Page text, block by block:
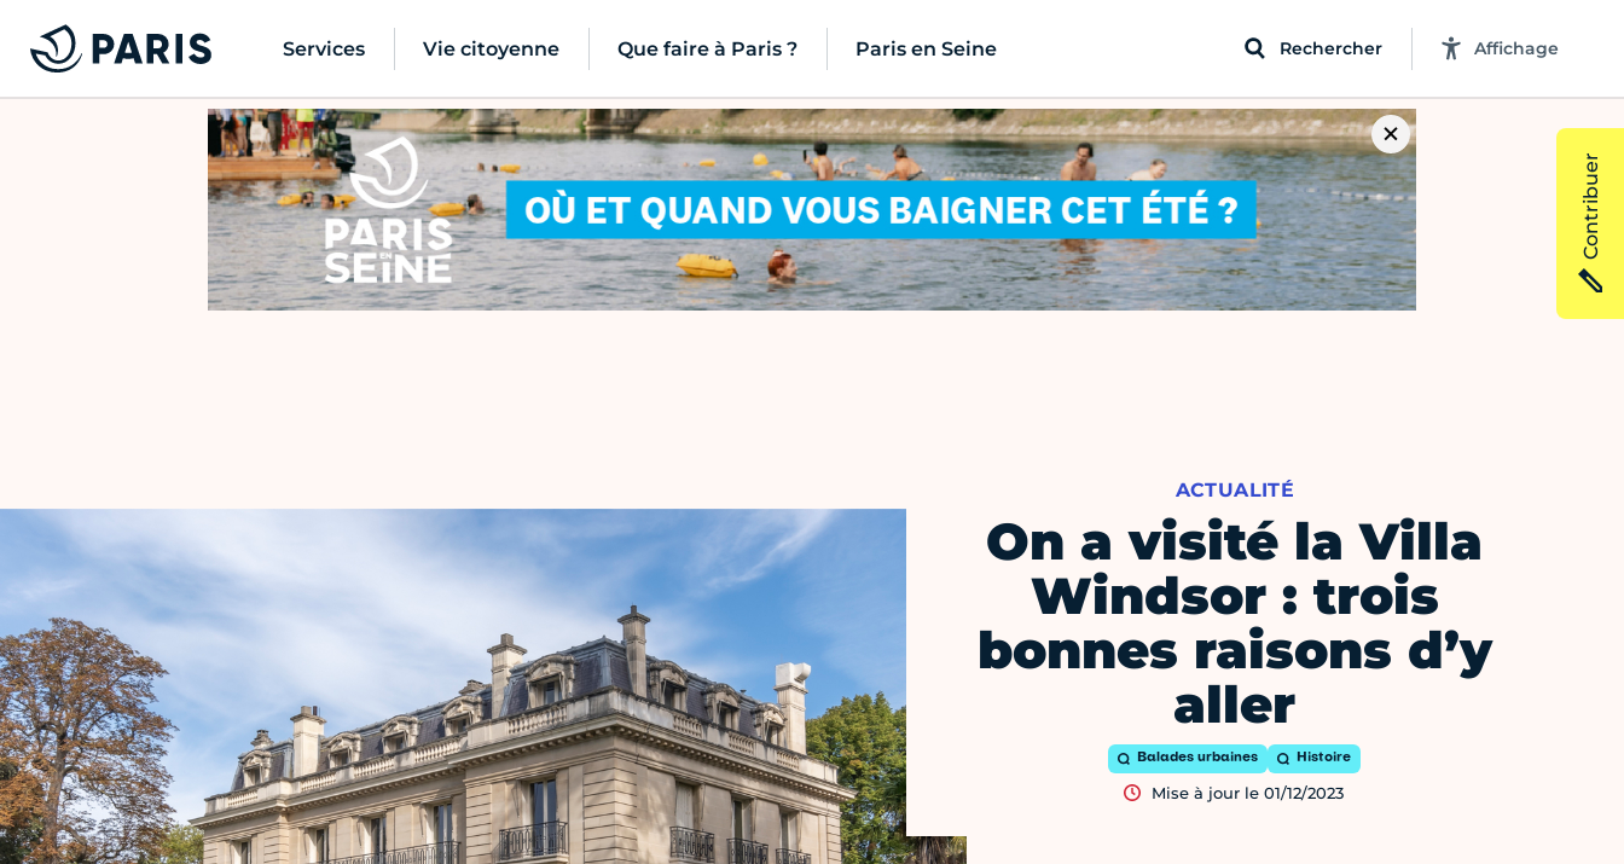
Services Vie citoyenne Que faire à Paris ? Paris en Seine Rechercher Affichage
On a visité la Villa
Windsor : trois
bonnes raisons d’y
aller
ACTUALITÉ
Balades urbaines Histoire
Mise à jour le 01/12/2023
Contribuer